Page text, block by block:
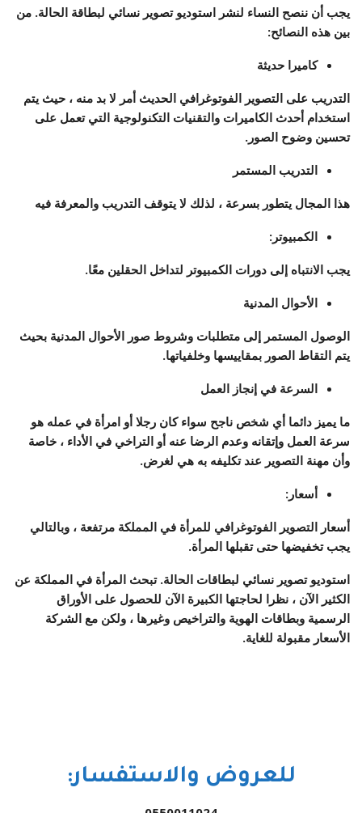
يجب أن ننصح النساء لنشر استوديو تصوير نسائي لبطاقة الحالة. من
بين هذه النصائح:
كاميرا حديثة
التدريب على التصوير الفوتوغرافي الحديث أمر لا بد منه ، حيث يتم
استخدام أحدث الكاميرات والتقنيات التكنولوجية التي تعمل على
تحسين وضوح الصور.
التدريب المستمر
هذا المجال يتطور بسرعة ، لذلك لا يتوقف التدريب والمعرفة فيه
الكمبيوتر:
يجب الانتباه إلى دورات الكمبيوتر لتداخل الحقلين معًا.
الأحوال المدنية
الوصول المستمر إلى متطلبات وشروط صور الأحوال المدنية بحيث
يتم التقاط الصور بمقاييسها وخلفياتها.
السرعة في إنجاز العمل
ما يميز دائما أي شخص ناجح سواء كان رجلا أو امرأة في عمله هو
سرعة العمل وإتقانه وعدم الرضا عنه أو التراخي في الأداء ، خاصة
وأن مهنة التصوير عند تكليفه به هي لغرض.
أسعار:
أسعار التصوير الفوتوغرافي للمرأة في المملكة مرتفعة ، وبالتالي
يجب تخفيضها حتى تقبلها المرأة.
استوديو تصوير نسائي لبطاقات الحالة. تبحث المرأة في المملكة عن
الكثير الآن ، نظرا لحاجتها الكبيرة الآن للحصول على الأوراق
الرسمية وبطاقات الهوية والتراخيص وغيرها ، ولكن مع الشركة
الأسعار مقبولة للغاية.
للعروض والاستفسار: